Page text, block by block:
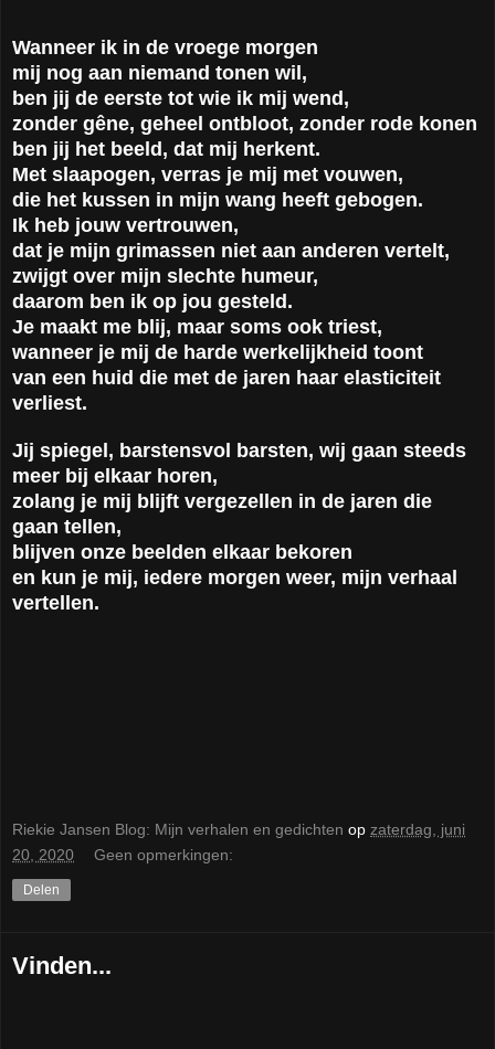
Wanneer ik in de vroege morgen
mij nog aan niemand tonen wil,
ben jij de eerste tot wie ik mij wend,
zonder gêne, geheel ontbloot, zonder rode konen
ben jij het beeld, dat mij herkent.
Met slaapogen, verras je mij met vouwen,
die het kussen in mijn wang heeft gebogen.
Ik heb jouw vertrouwen,
dat je mijn grimassen niet aan anderen vertelt,
zwijgt over mijn slechte humeur,
daarom ben ik op jou gesteld.
Je maakt me blij, maar soms ook triest,
wanneer je mij de harde werkelijkheid toont
van een huid die met de jaren haar elasticiteit
verliest.
Jij spiegel, barstensvol barsten, wij gaan steeds
meer bij elkaar horen,
zolang je mij blijft vergezellen in de jaren die
gaan tellen,
blijven onze beelden elkaar bekoren
en kun je mij, iedere morgen weer, mijn verhaal
vertellen.
Riekie Jansen Blog: Mijn verhalen en gedichten op zaterdag, juni
20, 2020
Geen opmerkingen:
Delen
Vinden...